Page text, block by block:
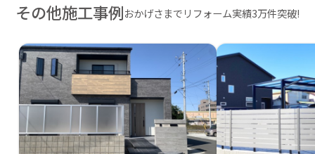
その他施工事例おかげさまでリフォーム実績3万件突破!